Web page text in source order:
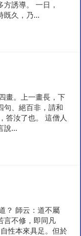
誘導。 一日，
既久，乃...
畫。上一畫長，下
句、絕百非，請和
答汝了也。 這僧人
說...
？ 師云：道不屬
言不修，即同凡
性本來具足。但於